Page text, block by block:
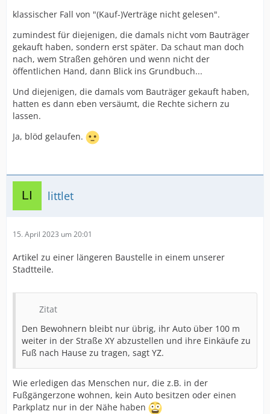
klassischer Fall von "(Kauf-)Verträge nicht gelesen".
zumindest für diejenigen, die damals nicht vom Bauträger
gekauft haben, sondern erst später. Da schaut man doch
nach, wem Straßen gehören und wenn nicht der
öffentlichen Hand, dann Blick ins Grundbuch...
Und diejenigen, die damals vom Bauträger gekauft haben,
hatten es dann eben versäumt, die Rechte sichern zu
lassen.
Ja, blöd gelaufen.
littlet
15. April 2023 um 20:01
Artikel zu einer längeren Baustelle in einem unserer
Stadtteile.
Zitat
Den Bewohnern bleibt nur übrig, ihr Auto über 100 m
weiter in der Straße XY abzustellen und ihre Einkäufe zu
Fuß nach Hause zu tragen, sagt YZ.
Wie erledigen das Menschen nur, die z.B. in der
Fußgängerzone wohnen, kein Auto besitzen oder einen
Parkplatz nur in der Nähe haben